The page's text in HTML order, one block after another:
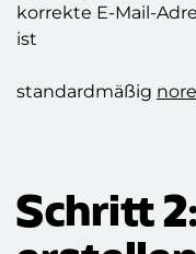
korrekte E-Mail-
ist
standardmäßig
Schritt